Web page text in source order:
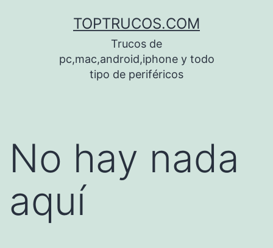
TOPTRUCOS.COM
Trucos de
pc,mac,android,iphone y todo
tipo de periféricos
No hay nada
aquí